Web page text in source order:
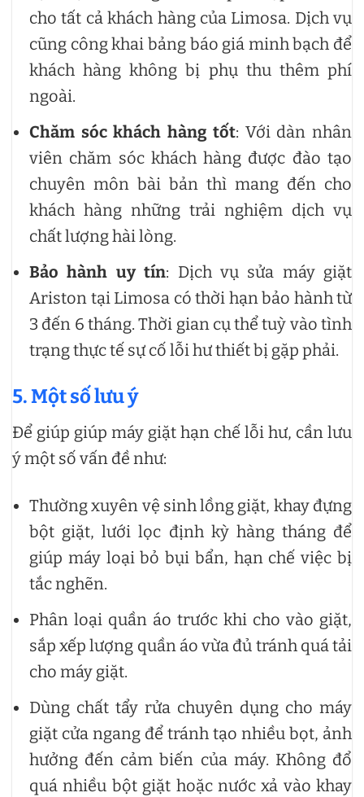
cho tất cả khách hàng của Limosa. Dịch vụ
cũng công khai bảng báo giá minh bạch để
khách hàng không bị phụ thu thêm phí
ngoài.
Chăm sóc khách hàng tốt: Với dàn nhân
viên chăm sóc khách hàng được đào tạo
chuyên môn bài bản thì mang đến cho
khách hàng những trải nghiệm dịch vụ
chất lượng hài lòng.
Bảo hành uy tín: Dịch vụ sửa máy giặt
Ariston tại Limosa có thời hạn bảo hành từ
3 đến 6 tháng. Thời gian cụ thể tuỳ vào tình
trạng thực tế sự cố lỗi hư thiết bị gặp phải.
5. Một số lưu ý
Để giúp giúp máy giặt hạn chế lỗi hư, cần lưu
ý một số vấn đề như:
Thường xuyên vệ sinh lồng giặt, khay đựng
bột giặt, lưới lọc định kỳ hàng tháng để
giúp máy loại bỏ bụi bẩn, hạn chế việc bị
tắc nghẽn.
Phân loại quần áo trước khi cho vào giặt,
sắp xếp lượng quần áo vừa đủ tránh quá tải
cho máy giặt.
Dùng chất tẩy rửa chuyên dụng cho máy
giặt cửa ngang để tránh tạo nhiều bọt, ảnh
hưởng đến cảm biến của máy. Không đổ
quá nhiều bột giặt hoặc nước xả vào khay